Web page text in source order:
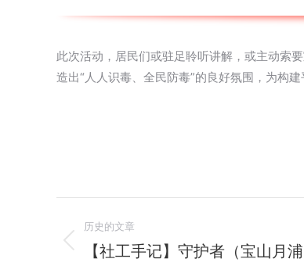
此次活动，居民们或驻足聆听讲解，或主动索
造出“人人识毒、全民防毒”的良好氛围，为构
章
历史的文章
历【社工手记】守护者（宝山月浦